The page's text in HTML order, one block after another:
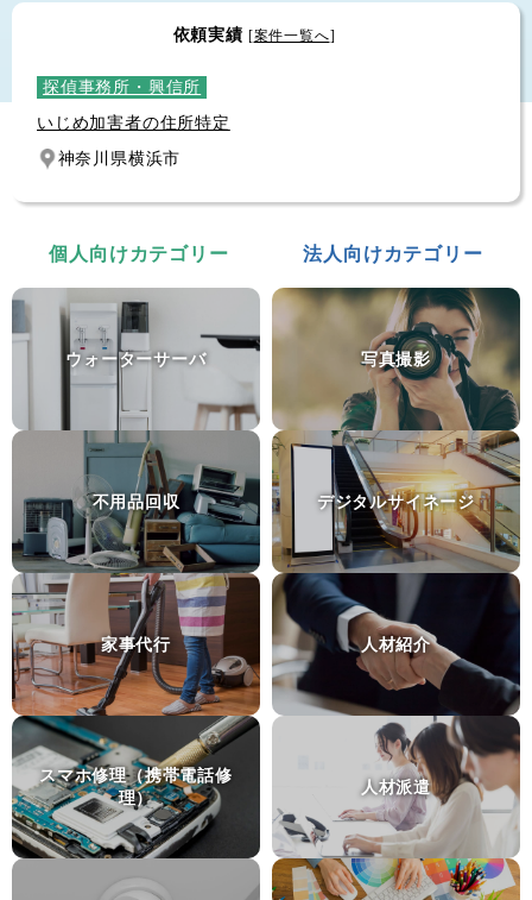
依頼実績 [案件一覧へ]
土地家屋調査士
建物表題登記
愛知県豊田市
東京都台東区
砂利敷き
庭に車を止められるように砂利を敷きたい
富山県富山市
個人輸入代行
モデルロケットエンジン
群馬県前橋市
探偵事務所・興信所
いじめ加害者の住所特定
神奈川県横浜市
土地家屋調査士
建物表題登記
愛知県豊田市
ピアノ運送
サイレントピアノの距離１０分の運送
東京都台東区
砂利敷き
庭に車を止められるように砂利を敷きたい
個人向けカテゴリー 法人向けカテゴリー
ウォーターサーバ
不用品回収
家事代行
スマホ修理（携帯電話修
理）
写真撮影
デジタルサイネージ
人材紹介
人材派遣